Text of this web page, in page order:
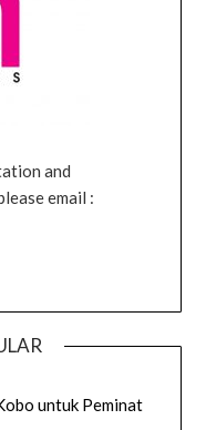
and
email :
untuk Peminat